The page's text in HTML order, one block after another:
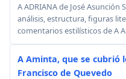
A ADRIANA de José Asunción
análisis, estructura, figuras
comentarios estilísticos de A
A Aminta, que se cubrió
Francisco de Quevedo